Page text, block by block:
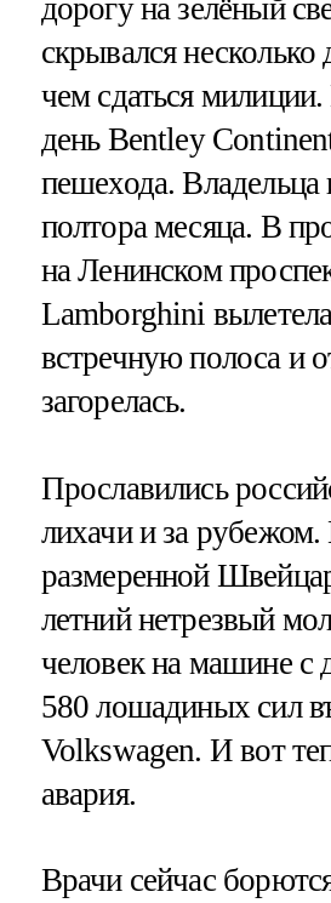
дорогу на зелёный
скрывался
чем сдаться
день Bentley
пешехода. Владельца
полтора месяца. В
на Ленинском
Lamborghini
встречную полоса и
загорелась.
Прославились
лихачи и за
размеренной
летний нетрезвый
человек на машине с
580 лошадиных сил
Volkswagen. И вот
авария.
Врачи сейчас